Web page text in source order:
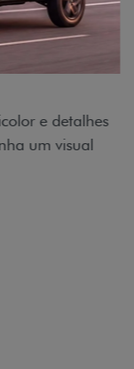
laterais
para lá de